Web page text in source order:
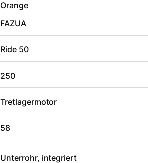
Orange
FAZUA
Ride 50
250
Tretlagermotor
58
Unterrohr, integriert